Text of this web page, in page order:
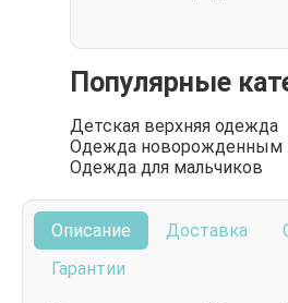
Популярные
Детская верхняя одежда
Одежда новорожденным
Одежда для мальчиков
Описание Доставка
Гарантии